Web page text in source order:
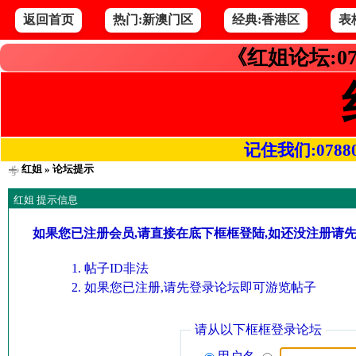
返回首页 热门:新澳门区 经典:香港区 表
《红姐论坛
记住我们
红姐» 论坛提示
红姐 提示信息
如果您已注册会员,请直接在底下框框登陆,如还没注册请
帖子ID非法
如果您已注册,请先登录论坛即可游览帖子
请从以下框框登录论坛